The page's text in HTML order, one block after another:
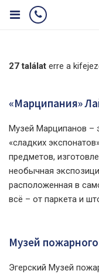
27 találat erre a
«Марципания»
Музей Марципанов –
«сладких
предметов,
необычная
расположенная в
всё – от паркета и
Музей
Эгерский Музей